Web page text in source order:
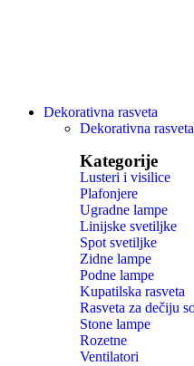
Dekorativna rasveta
Dekorativna rasveta
Kategorije
Lusteri i visilice
Plafonjere
Ugradne lampe
Linijske svetiljke
Spot svetiljke
Zidne lampe
Podne lampe
Kupatilska rasveta
Rasveta za dečiju
Stone lampe
Rozetne
Ventilatori